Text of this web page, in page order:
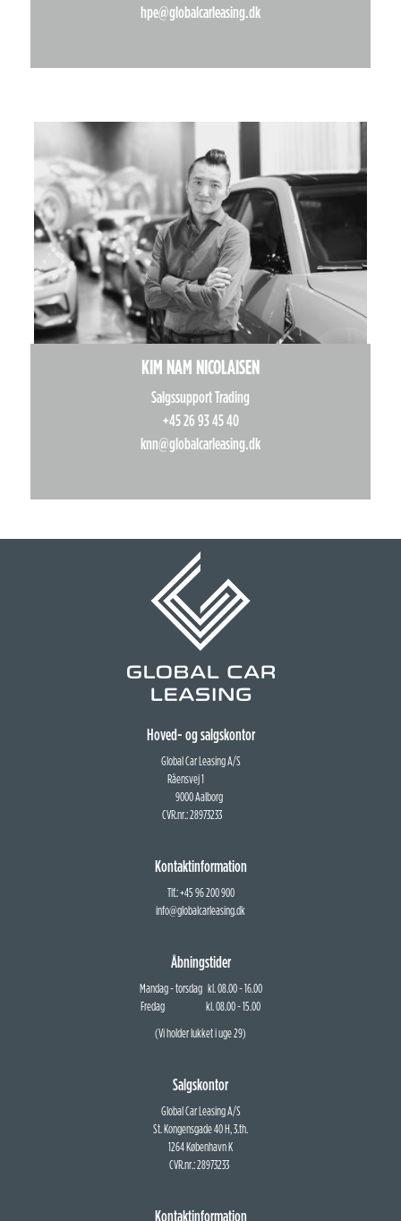
hpe@globalcarleasing.dk
KIM NAM NICOLAISEN
Salgssupport Trading
+45 26 93 45 40
knn@globalcarleasing.dk
Hoved- og salgskontor
Global Car Leasing A/S
Råensvej 1
9000 Aalborg
CVR.nr.: 28973233
Kontaktinformation
Tlf.: +45 96 200 900
info@globalcarleasing.dk
Åbningstider
Mandag - torsdag kl. 08.00 - 16.00
Fredag kl. 08.00 - 15.00
(Vi holder lukket i uge 29)
Salgskontor
Global Car Leasing A/S
St. Kongensgade 40 H, 3.th.
1264 København K
CVR.nr.: 28973233
Kontaktinformation